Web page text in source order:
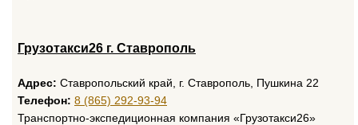
Грузотакси26 г. Ставрополь
Адрес: Ставропольский край, г. Ставрополь, Пушкина 22
Телефон: 8 (865) 292-93-94
Транспортно-экспедиционная компания «Грузотакси26»